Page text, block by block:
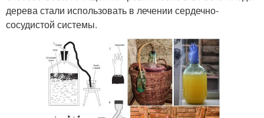
дерева стали использовать в лечении сердечно-
сосудистой системы.